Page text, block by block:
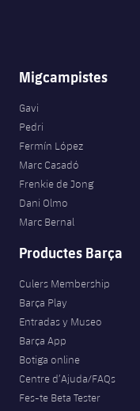
Migcampistes
Gavi
Pedri
Fermín López
Marc Casadó
Frenkie de Jong
Dani Olmo
Marc Bernal
Productes Barça
Culers Membership
Barça Play
Entradas y Museo
Barça App
Botiga online
Centre d’Ajuda/FAQs
Fes-te Beta Tester